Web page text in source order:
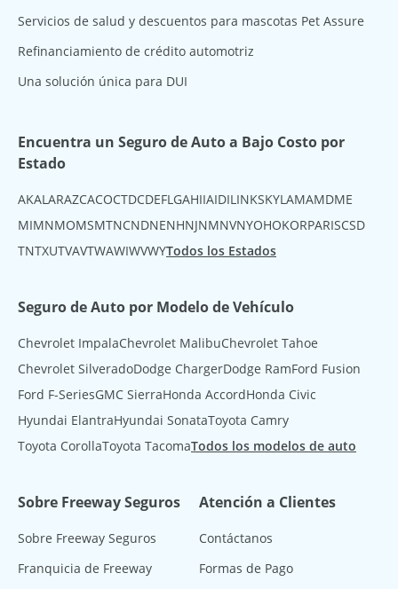
Servicios de salud y descuentos para mascotas Pet Assure
Refinanciamiento de crédito automotriz
Una solución única para DUI
Encuentra un Seguro de Auto a Bajo Costo por
Estado
AKALARAZCACOCTDCDEFLGAHIIAIDILINKSKYLAMAMDME
MIMNMOMSMTNCNDNENHNJNMNVNYOHOKORPARISCSD
TNTXUTVAVTWAWIWVWYTodos los Estados
Seguro de Auto por Modelo de Vehículo
Chevrolet ImpalaChevrolet MalibuChevrolet Tahoe
Chevrolet SilveradoDodge ChargerDodge RamFord Fusion
Ford F-SeriesGMC SierraHonda AccordHonda Civic
Hyundai ElantraHyundai SonataToyota Camry
Toyota CorollaToyota TacomaTodos los modelos de auto
Sobre Freeway Seguros
Sobre Freeway Seguros
Franquicia de Freeway
Atención a Clientes
Contáctanos
Formas de Pago